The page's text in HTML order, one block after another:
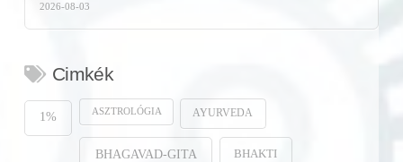
2026-08-03
Cimkék
1% ASZTROLÓGIA AYURVEDA
BHAGAVAD-GITA BHAKTI